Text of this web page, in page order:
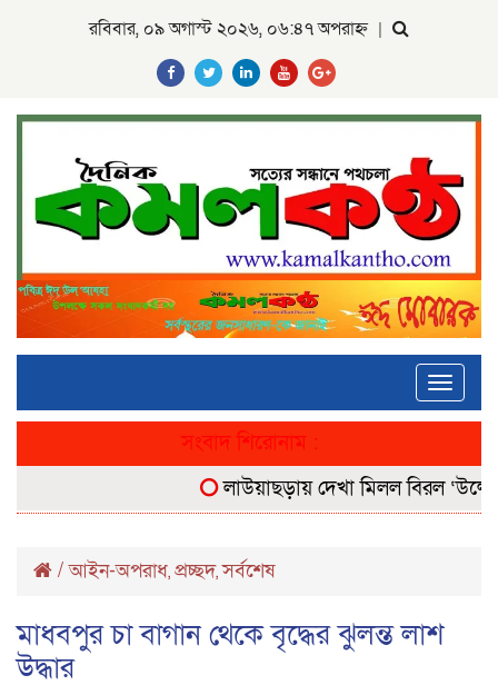
রবিবার, ০৯ অগাস্ট ২০২৬, ০৬:৪৭ অপরাহ্ন |
Toggle
সংবাদ শিরোনাম :
লাউয়াছড়ায় দেখা মিলল বিরল
/আইন-অপরাধ, প্রচ্ছদ,সর্বশেষ
মাধবপুর চা বাগান থেকে বৃদ্ধের ঝুলন্ত লাশ
উদ্ধার